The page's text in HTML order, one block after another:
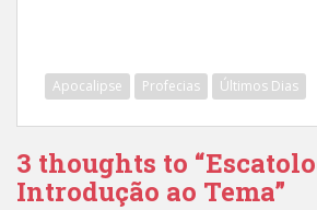
Apocalipse Profecias Últimos Dias
3 thoughts to
Introdução ao Tema”